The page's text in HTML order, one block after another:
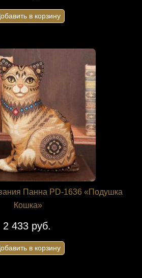
в корзину
Панна PD-1636 «Подушка
Кошка»
2 433 руб.
в корзину